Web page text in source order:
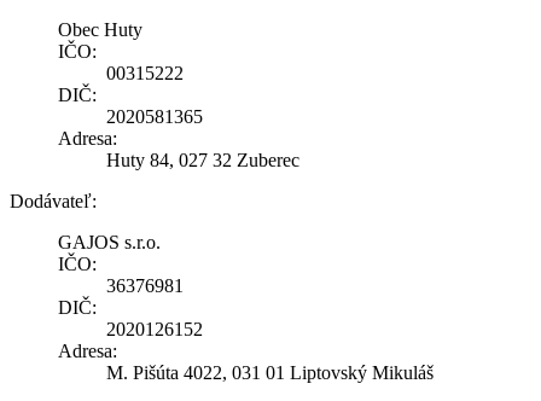
Obec Huty
IČO:
00315222
DIČ:
2020581365
Adresa:
Huty 84, 027 32 Zuberec
Dodávateľ:
GAJOS s.r.o.
IČO:
36376981
DIČ:
2020126152
Adresa:
M. Pišúta 4022, 031 01 Liptovský Mikuláš